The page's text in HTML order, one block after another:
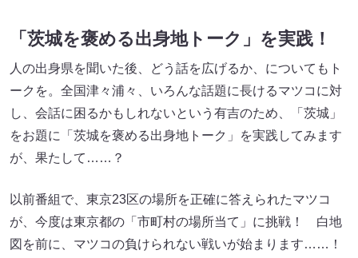
「茨城を褒める出身地トーク」を実践！
人の出身県を聞いた後、どう話を広げるか、についてもト
ークを。全国津々浦々、いろんな話題に長けるマツコに対
し、会話に困るかもしれないという有吉のため、「茨城」
をお題に「茨城を褒める出身地トーク」を実践してみます
が、果たして……？
以前番組で、東京23区の場所を正確に答えられたマツコ
が、今度は東京都の「市町村の場所当て」に挑戦！ 白地
図を前に、マツコの負けられない戦いが始まります……！